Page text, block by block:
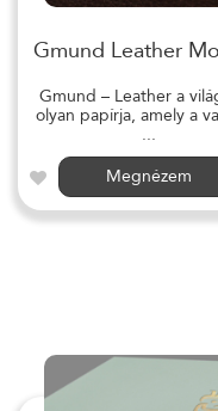
Gmund Leather
Gmund – Leather a
olyan papírja, amely a
...
Megnézem